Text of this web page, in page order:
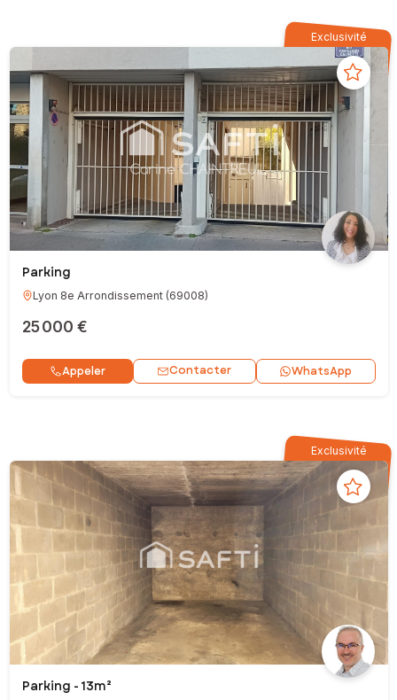
Exclusivité
Parking
Lyon 8e Arrondissement(69008)
25 000 €
Appeler Contacter WhatsApp
Exclusivité
Parking - 13m²